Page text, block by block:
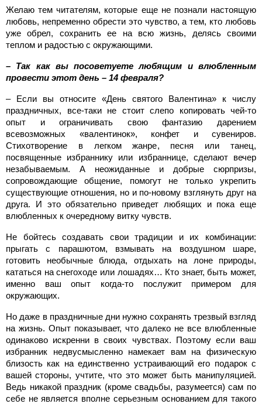
Желаю тем читателям, которые еще не познали настоящую
любовь, непременно обрести это чувство, а тем, кто любовь
уже обрел, сохранить ее на всю жизнь, делясь своими
теплом и радостью с окружающими.
– Так как вы посоветуете любящим и влюбленным
провести этот день – 14 февраля?
– Если вы относите «День святого Валентина» к числу
праздничных, все-таки не стоит слепо копировать чей-то
опыт и ограничивать свою фантазию дарением
всевозможных «валентинок», конфет и сувениров.
Стихотворение в легком жанре, песня или танец,
посвященные избраннику или избраннице, сделают вечер
незабываемым. А неожиданные и добрые сюрпризы,
сопровождающие общение, помогут не только укрепить
существующие отношения, но и по-новому взглянуть друг на
друга. И это обязательно приведет любящих и пока еще
влюбленных к очередному витку чувств.
Не бойтесь создавать свои традиции и их комбинации:
прыгать с парашютом, взмывать на воздушном шаре,
готовить необычные блюда, отдыхать на лоне природы,
кататься на снегоходе или лошадях… Кто знает, быть может,
именно ваш опыт когда-то послужит примером для
окружающих.
Но даже в праздничные дни нужно сохранять трезвый взгляд
на жизнь. Опыт показывает, что далеко не все влюбленные
одинаково искренни в своих чувствах. Поэтому если ваш
избранник недвусмысленно намекает вам на физическую
близость как на единственно устраивающий его подарок с
вашей стороны, учтите, что это может быть манипуляцией.
Ведь никакой праздник (кроме свадьбы, разумеется) сам по
себе не является вполне серьезным основанием для такого